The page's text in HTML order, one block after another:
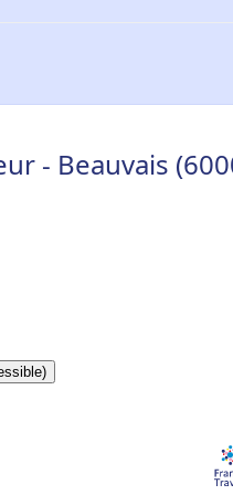
- Beauvais